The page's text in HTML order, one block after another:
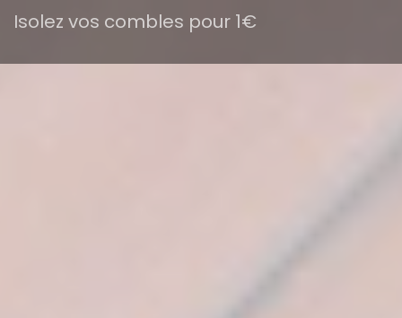
Isolez vos combles pour 1€